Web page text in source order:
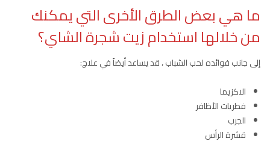
ما هي بعض الطرق الأخرى التي يمكنك
من خلالها استخدام زيت شجرة الشاي؟
إلى جانب فوائده لحب الشباب ، قد يساعد أيضاً في علاج:
الاكزيما
فطريات الأظافر
الجرب
قشرة الرأس